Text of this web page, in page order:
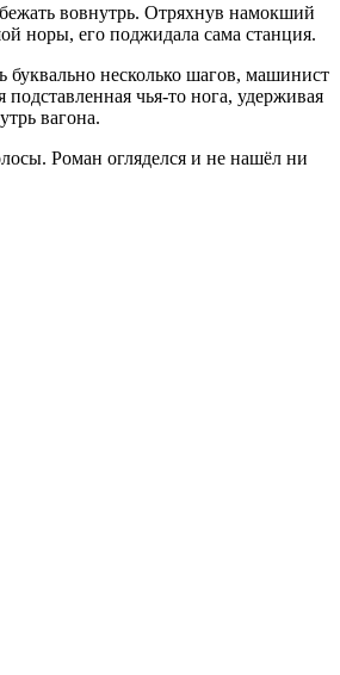
вовнутрь. Отряхнув намокший
норы, его поджидала сама станция.
буквально несколько шагов, машинист
чья-то нога, удерживая
вагона.
Роман огляделся и не нашёл ни